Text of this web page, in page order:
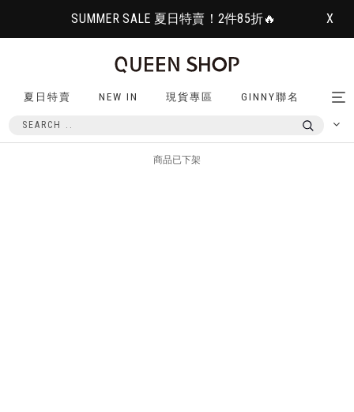
SUMMER SALE 夏日特賣！2件85折🔥 X
夏日特賣 NEW IN 現貨專區 GINNY聯名
商品已下架